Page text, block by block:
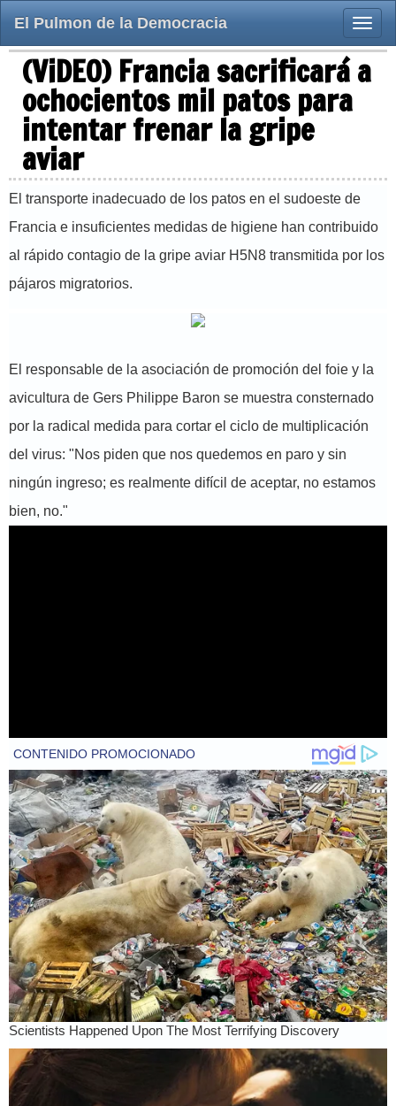
Toggle
El Pulmon de la Democracia
(ViDEO) Francia sacrificará a
ochocientos mil patos para
intentar frenar la gripe
aviar
El transporte inadecuado de los patos en el sudoeste de
Francia e insuficientes medidas de higiene han contribuido
al rápido contagio de la gripe aviar H5N8 transmitida por los
pájaros migratorios.
El responsable de la asociación de promoción del foie y la
avicultura de Gers Philippe Baron se muestra consternado
por la radical medida para cortar el ciclo de multiplicación
del virus: "Nos piden que nos quedemos en paro y sin
ningún ingreso; es realmente difícil de aceptar, no estamos
bien, no."